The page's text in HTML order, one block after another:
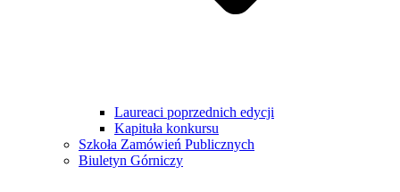
Laureaci poprzednich edycji
Kapituła konkursu
Szkoła Zamówień Publicznych
Biuletyn Górniczy